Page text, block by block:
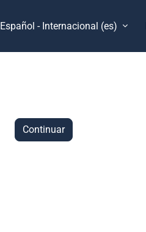
Español - Internacional ‎(es)‎
Continuar